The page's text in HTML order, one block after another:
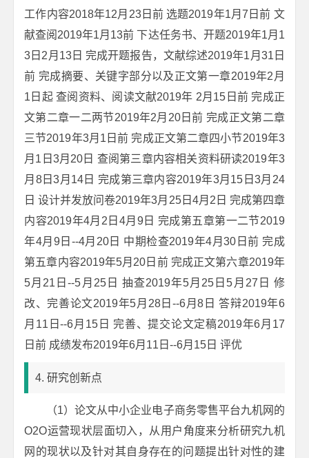
工作内容2018年12月23日前 选题2019年1月7日前 文
献查阅2019年1月13前 下达任务书、开题2019年1月1
3日2月13日 完成开题报告，文献综述2019年1月31日
前 完成摘要、关键字部分以及正文第一章2019年2月
1日起 查阅资料、阅读文献2019年 2月15日前 完成正
文第二章一二两节2019年2月20日前 完成正文第二章
三节2019年3月1日前 完成正文第二章四小节2019年3
月1日3月20日 查阅第三章内容相关资料研读2019年3
月8日3月14日 完成第三章内容2019年3月15日3月24
日 设计并发放问卷2019年3月25日4月2日 完成第四章
内容2019年4月2日4月9日 完成第五章第一二节2019
年4月9日--4月20日 中期检查2019年4月30日前 完成
第五章内容2019年5月20日前 完成正文第六章2019年
5月21日--5月25日 抽查2019年5月25日5月27日 修
改、完善论文2019年5月28日--6月8日 答辩2019年6
月11日--6月15日 完善、提交论文定稿2019年6月17
日前 成绩发布2019年6月11日--6月15日 评优
4. 研究创新点
（1）论文从中小企业电子商务零售平台九机网的
O2O运营现状层面切入，从用户角度来分析研究九机
网的现状以及针对其自身存在的问题提出针对性的建